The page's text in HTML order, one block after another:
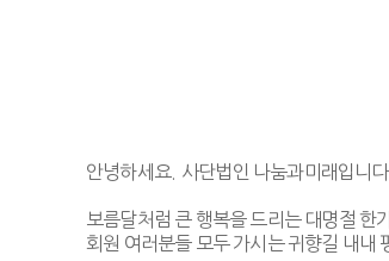
안녕하세요 사단법인 나눔과미래입니다.
보름달처럼 큰 행복을 드리는 대명절 한
회원 여러분들 모두 가시는 귀향길 내내